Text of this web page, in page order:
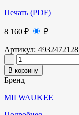
Печать (PDF)
8 160 ₽ ₽
Артикул: 4932472128
В корзину
Бренд
MILWAUKEE